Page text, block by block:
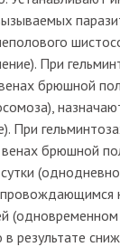
При
брюшной
При
брюшной
результате